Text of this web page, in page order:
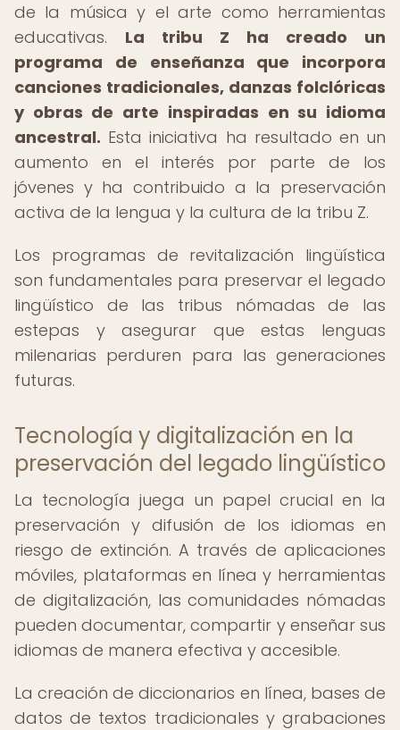
de la música y el arte como herramientas
educativas. La tribu Z ha creado un
programa de enseñanza que incorpora
canciones tradicionales, danzas folclóricas
y obras de arte inspiradas en su idioma
ancestral. Esta iniciativa ha resultado en un
aumento en el interés por parte de los
jóvenes y ha contribuido a la preservación
activa de la lengua y la cultura de la tribu Z.
Los programas de revitalización lingüística
son fundamentales para preservar el legado
lingüístico de las tribus nómadas de las
estepas y asegurar que estas lenguas
milenarias perduren para las generaciones
futuras.
Tecnología y digitalización en la
preservación del legado lingüístico
La tecnología juega un papel crucial en la
preservación y difusión de los idiomas en
riesgo de extinción. A través de aplicaciones
móviles, plataformas en línea y herramientas
de digitalización, las comunidades nómadas
pueden documentar, compartir y enseñar sus
idiomas de manera efectiva y accesible.
La creación de diccionarios en línea, bases de
datos de textos tradicionales y grabaciones